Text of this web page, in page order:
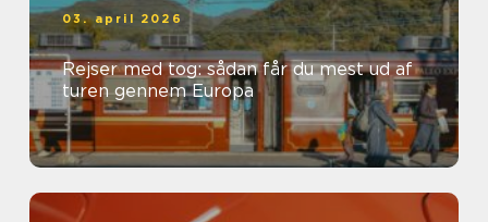
03. april 2026
Rejser med tog: sådan får du mest ud af
turen gennem Europa